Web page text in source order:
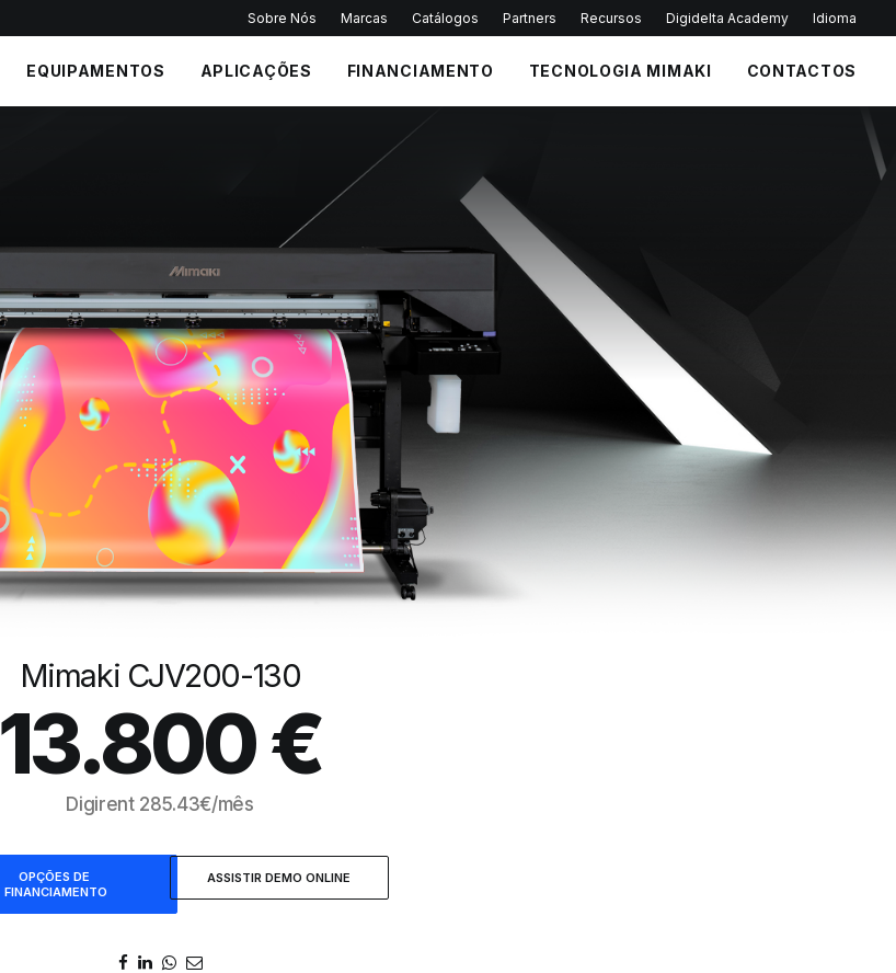
Sobre Nós Marcas Catálogos Partners Recursos Digidelta Academy Idioma
EQUIPAMENTOS APLICAÇÕES FINANCIAMENTO TECNOLOGIA MIMAKI CONTACTOS
Mimaki CJV200-130
13.800€
Digirent 285.43€/mês
OPÇÕES DE
FINANCIAMENTO
ASSISTIR DEMO ONLINE